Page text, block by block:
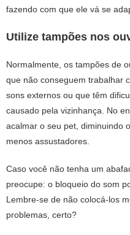
fazendo com que ele vá se
Utilize tampões nos
Normalmente, os tampões de
que não conseguem trabalhar
sons externos ou que têm
causado pela vizinhança. No
acalmar o seu pet, diminuindo
menos assustadores.
Caso você não tenha um
preocupe: o bloqueio do som
Lembre-se de não colocá-los
problemas, certo?